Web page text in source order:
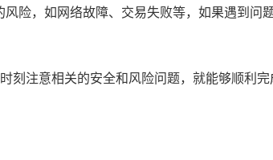
险，如网络故障、交易失败等，如果遇到问
注意相关的安全和风险问题，就能够顺利